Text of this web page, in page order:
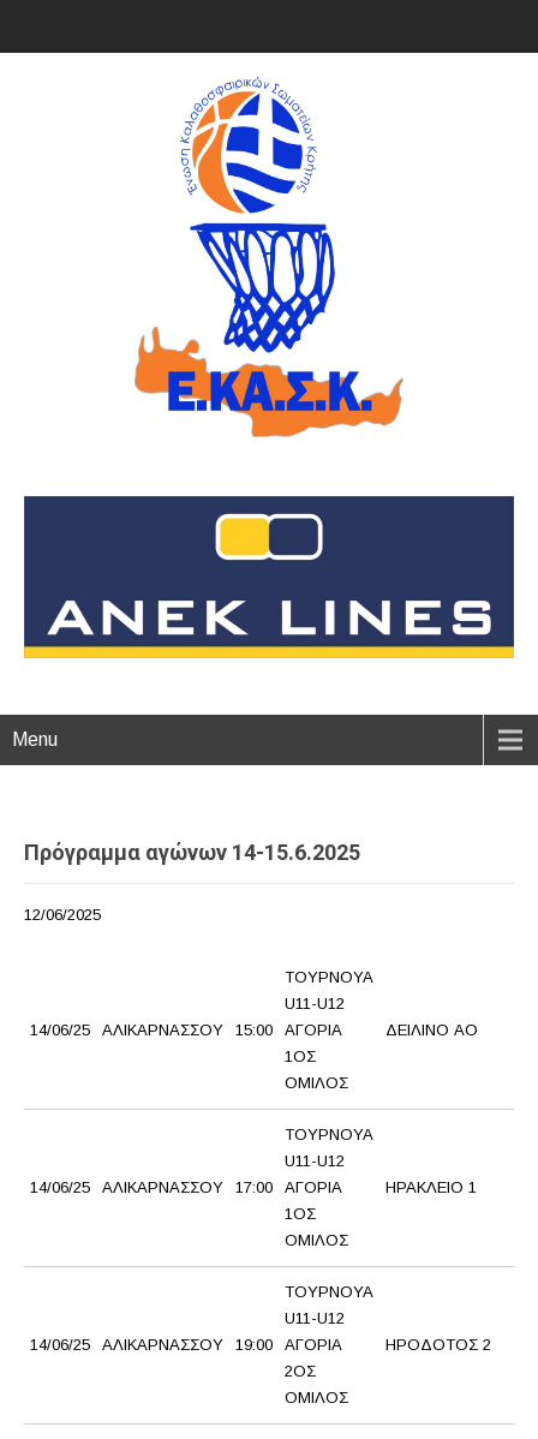
Menu
Πρόγραμμα αγώνων 14-15.6.2025
12/06/2025
14/06/25 ΑΛΙΚΑΡΝΑΣΣΟΥ 15:00
ΤΟΥΡΝΟΥΑ
U11-U12
ΑΓΟΡΙΑ
1ΟΣ
ΟΜΙΛΟΣ
ΔΕΙΛΙΝΟ ΑΟ
14/06/25 ΑΛΙΚΑΡΝΑΣΣΟΥ 17:00
ΤΟΥΡΝΟΥΑ
U11-U12
ΑΓΟΡΙΑ
1ΟΣ
ΟΜΙΛΟΣ
ΗΡΑΚΛΕΙΟ 1
14/06/25 ΑΛΙΚΑΡΝΑΣΣΟΥ 19:00
ΤΟΥΡΝΟΥΑ
U11-U12
ΑΓΟΡΙΑ
2ΟΣ
ΟΜΙΛΟΣ
ΗΡΟΔΟΤΟΣ 2